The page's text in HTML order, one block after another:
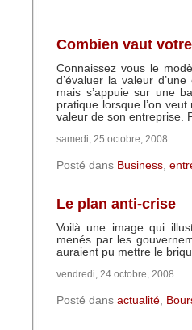
Combien vaut
Connaissez vous le
d’évaluer la valeur
mais s’appuie sur une
pratique lorsque l’on
valeur de son entreprise.
samedi, 25 octobre, 2008
Posté dans Business,
Le plan anti-crise
Voilà une image qui
menés par les
auraient pu mettre le
vendredi, 24 octobre, 2008
Posté dans actualité,